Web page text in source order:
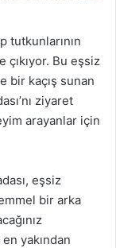
tutkunlarının
Bu eşsiz
bir kaçış sunan
ziyaret
arayanlar için
eşsiz
bir arka
yakından